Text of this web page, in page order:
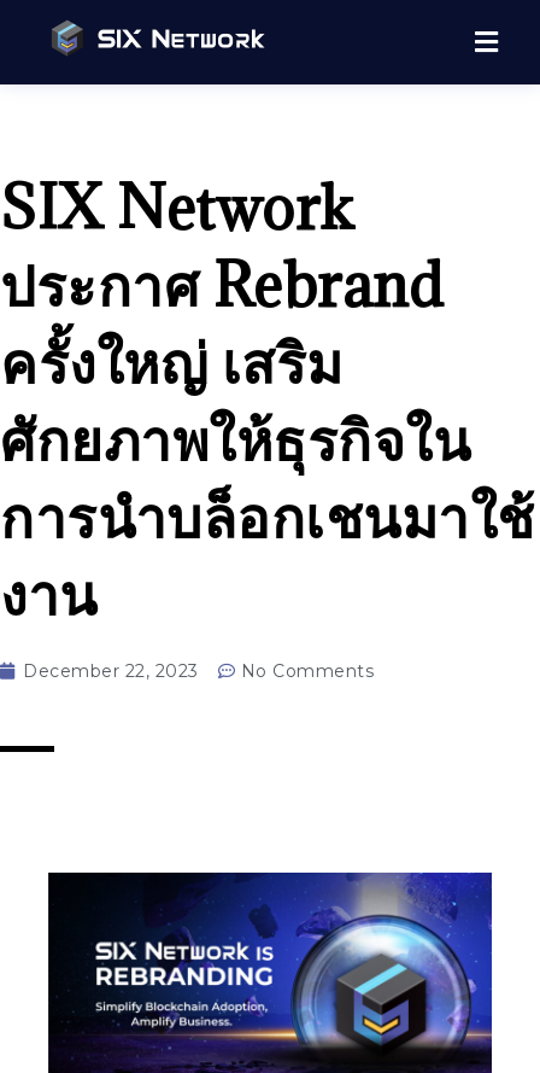
SIX Network
ประกาศ Rebrand
ครั้งใหญ่ เสริม
ศักยภาพให้ธุรกิจใน
การนำบล็อกเชนมาใช้
งาน
December 22, 2023 No Comments